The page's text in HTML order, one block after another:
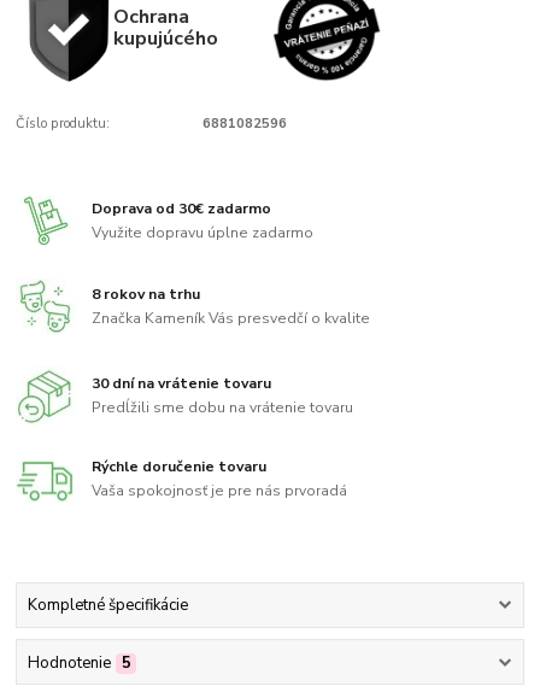
Ochrana
kupujúcého
Číslo produktu: 6881082596
Doprava od 30€ zadarmo
Využite dopravu úplne zadarmo
8 rokov na trhu
Značka Kameník Vás presvedčí o kvalite
30 dní na vrátenie tovaru
Predĺžili sme dobu na vrátenie tovaru
Rýchle doručenie tovaru
Vaša spokojnosť je pre nás prvoradá
Kompletné špecifikácie
Hodnotenie 5